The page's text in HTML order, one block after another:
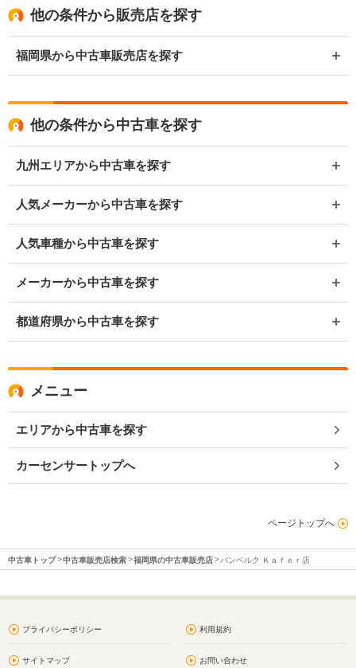
他の条件から販売店を探す
福岡県から中古車販売店を探す
他の条件から中古車を探す
九州エリアから中古車を探す
人気メーカーから中古車を探す
人気車種から中古車を探す
メーカーから中古車を探す
都道府県から中古車を探す
メニュー
エリアから中古車を探す
カーセンサートップへ
ページトップへ
中古車トップ 中古車販売店検索 福岡県の中古車販売店 バンベルク Ｋａｆｅｒ店
プライバシーポリシー 利用規約
サイトマップ お問い合わせ